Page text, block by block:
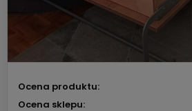
Ocena produktu:
Ocena sklepu: